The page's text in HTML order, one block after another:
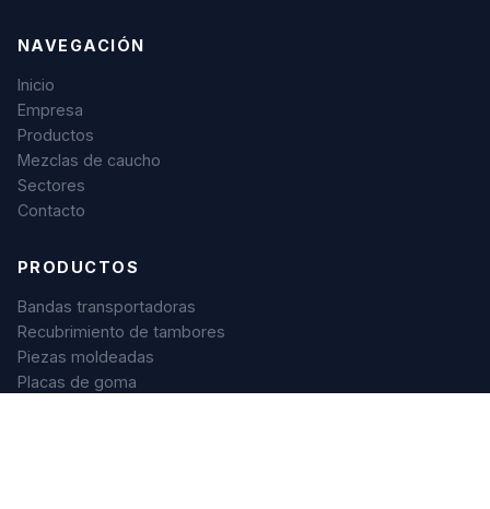
NAVEGACIÓN
Inicio
Empresa
Productos
Mezclas de caucho
Sectores
Contacto
PRODUCTOS
Bandas transportadoras
Recubrimiento de tambores
Piezas moldeadas
Placas de goma